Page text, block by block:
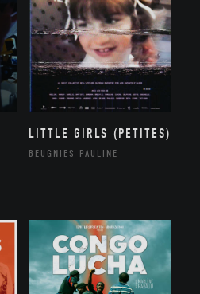
LITTLE GIRLS (PETITES)
BEUGNIES PAULINE